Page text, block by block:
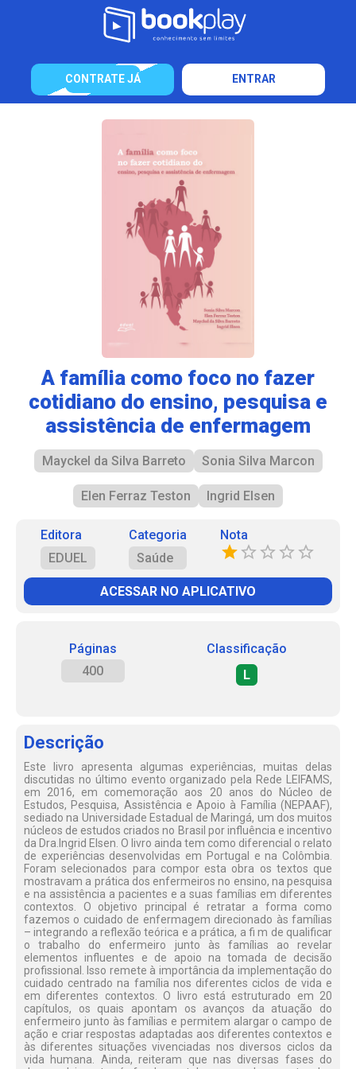
CONTRATE JÁ ENTRAR
A família como foco no fazer
cotidiano do ensino, pesquisa e
assistência de enfermagem
Mayckel da Silva Barreto Sonia Silva Marcon
Elen Ferraz Teston Ingrid Elsen
Editora
EDUEL
Categoria
Saúde
Nota
ACESSAR NO APLICATIVO
Páginas
400
Classificação
L
Descrição
Este livro apresenta algumas experiências, muitas delas
discutidas no último evento organizado pela Rede LEIFAMS,
em 2016, em comemoração aos 20 anos do Núcleo de
Estudos, Pesquisa, Assistência e Apoio à Família (NEPAAF),
sediado na Universidade Estadual de Maringá, um dos muitos
núcleos de estudos criados no Brasil por influência e incentivo
da Dra.Ingrid Elsen. O livro ainda tem como diferencial o relato
de experiências desenvolvidas em Portugal e na Colômbia.
Foram selecionados para compor esta obra os textos que
mostravam a prática dos enfermeiros no ensino, na pesquisa
e na assistência a pacientes e a suas famílias em diferentes
contextos. O objetivo principal é retratar a forma como
fazemos o cuidado de enfermagem direcionado às famílias
– integrando a reflexão teórica e a prática, a fi m de qualificar
o trabalho do enfermeiro junto às famílias ao revelar
elementos influentes e de apoio na tomada de decisão
profissional. Isso remete à importância da implementação do
cuidado centrado na família nos diferentes ciclos de vida e
em diferentes contextos. O livro está estruturado em 20
capítulos, os quais apontam os avanços da atuação do
enfermeiro junto às famílias e permitem alargar o campo de
ação e criar respostas adaptadas aos diferentes contextos e
às diferentes situações vivenciadas nos diversos ciclos da
vida humana. Ainda, reiteram que nas diversas fases do